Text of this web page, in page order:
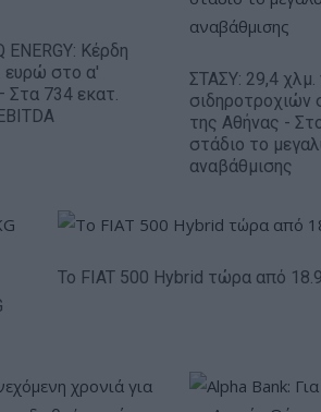
ENERGY: Κέρδη
ευρώ στο α'
Στα 734 εκατ.
ΣΤΑΣΥ: 29,4 χλμ.
της Αθήνας -
στάδιο το
αναβάθμισης
Το FIAT 500 Hybrid τώρα από